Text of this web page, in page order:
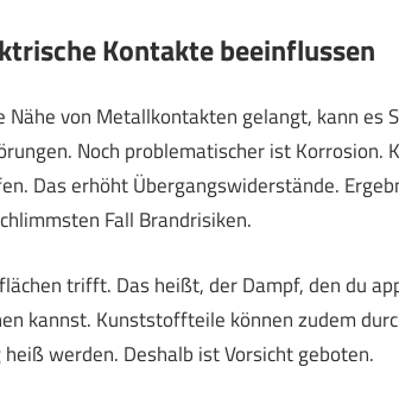
Kontakte beeinflussen
Nähe von Metallkontakten gelangt, kann es
Noch problematischer ist Korrosion.
Das erhöht Übergangswiderstände.
Fall Brandrisiken.
trifft. Das heißt, der Dampf, den du
kannst. Kunststoffteile können zudem
werden. Deshalb ist Vorsicht geboten.